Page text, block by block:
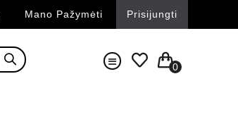
Mano Pažymėti Prisijungti
0